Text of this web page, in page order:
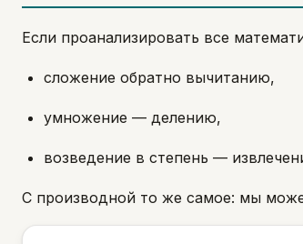
Если проанализировать все
сложение обратно вычитанию,
умножение — делению,
возведение в степень —
С производной то же самое: мы